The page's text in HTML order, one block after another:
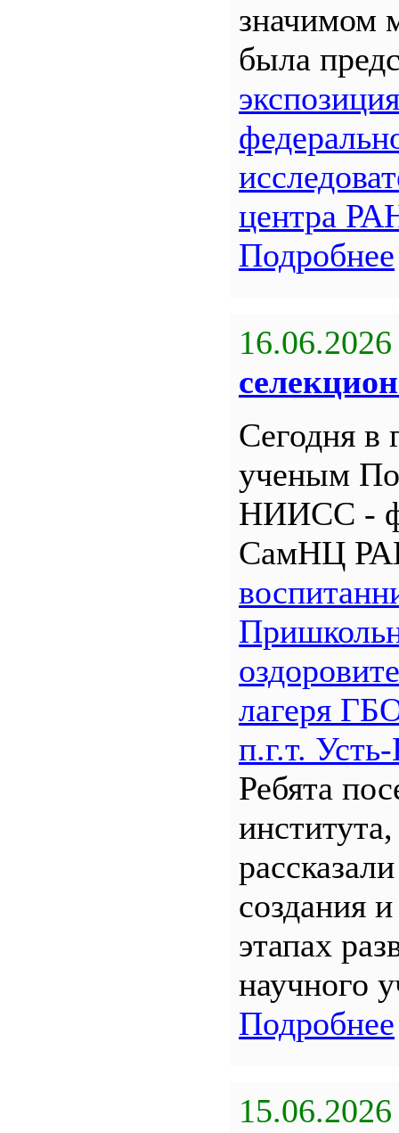
значимом
была
центра
Подробнее
16.06.2026
Сегодня в
ученым
НИИСС -
СамНЦ
лагеря
п.г.т.
Ребята
создания
этапах
научного
Подробнее
15.06.2026